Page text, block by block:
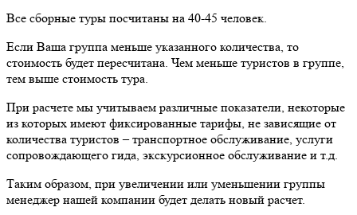
Все сборные туры посчитаны на 40-45 человек.
Если Ваша группа меньше указанного количества, то
стоимость будет пересчитана. Чем меньше туристов в группе,
тем выше стоимость тура.
При расчете мы учитываем различные показатели, некоторые
из которых имеют фиксированные тарифы, не зависящие от
количества туристов – транспортное обслуживание, услуги
сопровождающего гида, экскурсионное обслуживание и т.д.
Таким образом, при увеличении или уменьшении группы
менеджер нашей компании будет делать новый расчет.